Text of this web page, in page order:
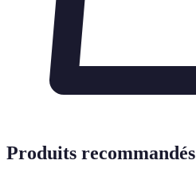
Produits recommandés